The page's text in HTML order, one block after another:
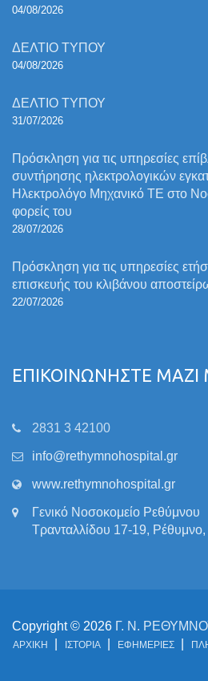
04/08/2026
ΔΕΛΤΙΟ ΤΥΠΟΥ
04/08/2026
ΔΕΛΤΙΟ ΤΥΠΟΥ
31/07/2026
Πρόσκληση για τις υπηρεσίες
συντήρησης ηλεκτρολογικών
Ηλεκτρολόγο Μηχανικό ΤΕ στο
φορείς του
28/07/2026
Πρόσκληση για τις υπηρεσίες
επισκευής του κλιβάνου
22/07/2026
ΕΠΙΚΟΙΝΩΝΗΣΤΕ ΜΑΖΙ
2831 3 42100
info@rethymnohospital.gr
www.rethymnohospital.gr
Γενικό Νοσοκομείο Ρεθύμνου
Τρανταλλίδου 17-19,
Copyright © 2026 Γ. Ν.
ΑΡΧΙΚΗ ΙΣΤΟΡΙΑ ΕΦΗΜΕΡΙΕΣ